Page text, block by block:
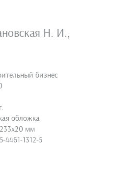
Н. И.,
бизнес
обложка
мм
4461-1312-5